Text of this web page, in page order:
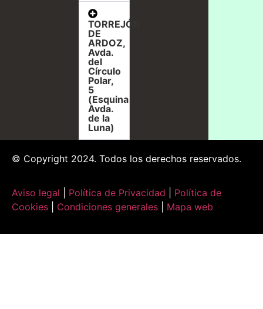
TORREJÓN
DE
ARDOZ,
Avda.
del
Círculo
Polar,
5
(Esquina
Avda.
de la
Luna)
© Copyright 2024. Todos los derechos reservados.
Aviso legal Política de Privacidad
Política de
Cookies
Condiciones generales Mapa web